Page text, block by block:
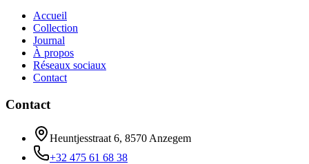
Accueil
Collection
Journal
À propos
Réseaux sociaux
Contact
Contact
Heuntjesstraat 6, 8570 Anzegem
+32 475 61 68 38